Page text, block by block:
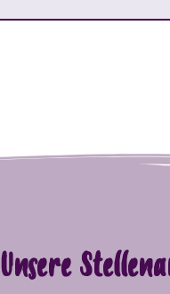
Unsere